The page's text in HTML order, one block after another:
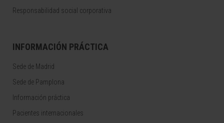
Responsabilidad social corporativa
INFORMACIÓN PRÁCTICA
Sede de Madrid
Sede de Pamplona
Información práctica
Pacientes internacionales